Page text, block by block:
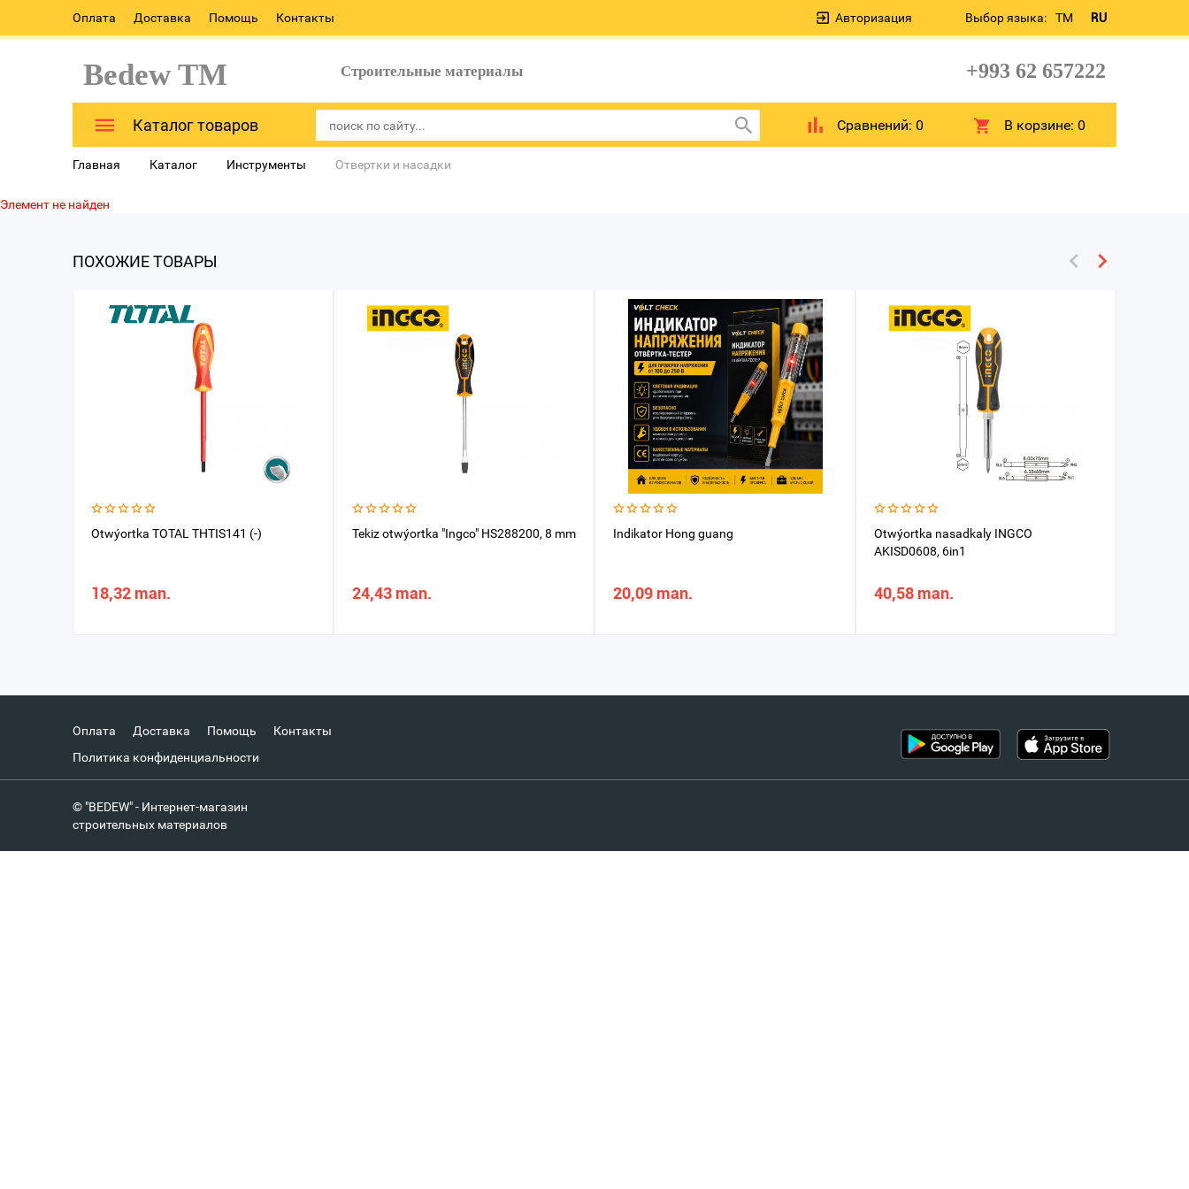
Оплата Доставка Помощь Контакты Выбор языка: TM RU
Авторизация
Bedew TM Строительные материалы +993 62 657222
Каталог товаров Сравнений: 0 В корзине:0
Главная Каталог Инструменты Отвертки и насадки
Элемент не найден
ПОХОЖИЕ ТОВАРЫ
Otwýortka TOTAL THTIS141 (-)
18,32 man.
Tekiz otwýortka "Ingco" HS288200, 8 mm
24,43 man.
Indikator Hong guang
20,09 man.
Otwýortka nasadkaly INGCO
AKISD0608, 6in1
40,58 man.
Оплата Доставка Помощь
Контакты
Политика конфиденциальности
© "BEDEW" - Интернет-магазин
строительных материалов